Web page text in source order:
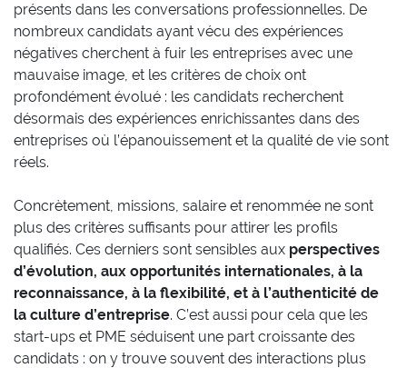
présents dans les conversations professionnelles. De
nombreux candidats ayant vécu des expériences
négatives cherchent à fuir les entreprises avec une
mauvaise image, et les critères de choix ont
profondément évolué : les candidats recherchent
désormais des expériences enrichissantes dans des
entreprises où l’épanouissement et la qualité de vie sont
réels.
Concrètement, missions, salaire et renommée ne sont
plus des critères suffisants pour attirer les profils
qualifiés. Ces derniers sont sensibles aux perspectives
d’évolution, aux opportunités internationales, à la
reconnaissance, à la flexibilité, et à l’authenticité de
la culture d’entreprise. C’est aussi pour cela que les
start-ups et PME séduisent une part croissante des
candidats : on y trouve souvent des interactions plus